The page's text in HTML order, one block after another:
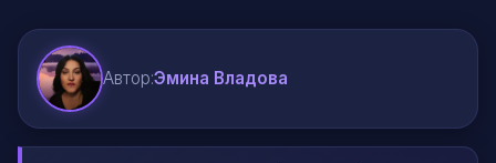
Автор:Эмина Владова